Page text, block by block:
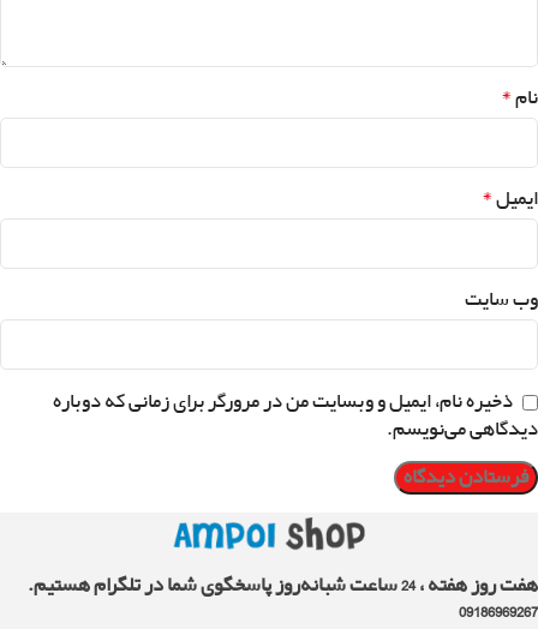
نام*
ایمیل*
وب‌ سایت
ذخیره نام، ایمیل و وبسایت من در مرورگر برای زمانی که دوباره
دیدگاهی می‌نویسم.
هفت روز هفته ، 24 ساعت شبانه‌روز پاسخگوی شما در تلگرام هستیم.
09186969267